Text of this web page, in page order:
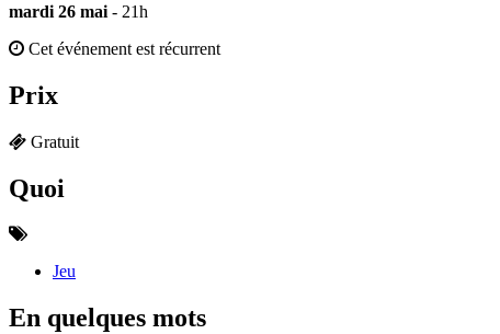
mardi 26 mai - 21h
Cet événement est récurrent
Prix
Gratuit
Quoi
Jeu
En quelques mots